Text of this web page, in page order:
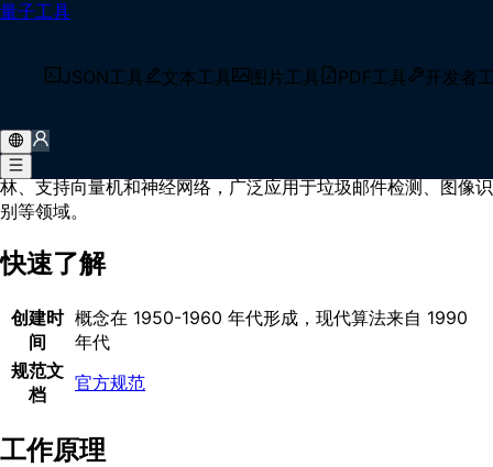
量子工具
JSON工具 文本工具 图片工具 PDF工具 开发者
首页/术语库
什么是 监督学习？
学习输入到输出的映射关系。主要分为分类（预测离散类别）和
回归（预测连续值）两类任务，常用算法包括决策树、随机森
林、支持向量机和神经网络，广泛应用于垃圾邮件检测、图像识
别等领域。
快速了解
创建时
间
概念在 1950-1960 年代形成，现代算法来自 1990
年代
规范文
档
官方规范
工作原理